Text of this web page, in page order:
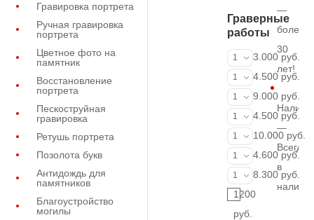
Гравировка портрета
Ручная гравировка
портрета
Цветное фото на
памятник
Восстановление
портрета
Пескоструйная
гравировка
Ретушь портрета
Позолота букв
Антидождь для
памятников
Благоустройство
могилы
Граверные
работы
ФИО и даты
1
3.000 руб.
ФИО и даты
1
4.500 руб.
ФИО и даты
1
9.000 руб.
Портрет
1
4.500 руб.
Портрет
1
10.000 руб.
Фотокерамика
1
4.600 руб.
Фото на
1
8.300 руб.
1200
руб.
—
более
30
лет!
—
Всегда
в